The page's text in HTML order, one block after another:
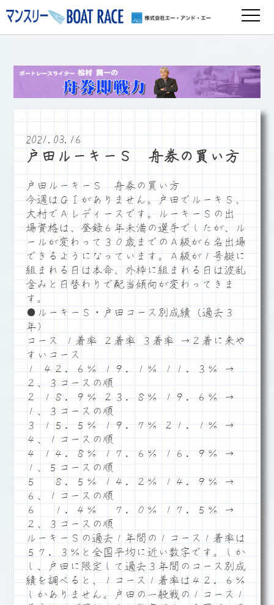
2021.03.16
戸田ルーキーＳ 舟券の買い方
戸田ルーキーＳ 舟券の買い方
今週はＧⅠがありません。戸田でルーキＳ、
大村でＡレディースです。ルーキーＳの出
場資格は、登録６年未満の選手でしたが、ル
ールが変わって３０歳までのＡ級が６名出場
できるようになっています。Ａ級が１号艇に
組まれる日は本命、外枠に組まれる日は波乱
含みと日替わりで配当傾向が変わってきま
す。
●ルーキーＳ・戸田コース別成績（過去３
年）
コース １着率 ２着率 ３着率 →２着に来や
すいコース
１ ４２．６％ １９．１％ １１．３％ →
２、３コースの順
２ １８．９％ ２３．８％ １９．６％ →
１、３コースの順
３ １５．５％ １９．７％ ２１．１％ →
４、１コースの順
４ １４．８％ １７．６％ １６．９％ →
１、５コースの順
５ ８．５％ １４．２％ １４．９％ →
６、１コースの順
６ １．４％ ７．０％ １７．５％ →
２、３コースの順
ルーキーＳの過去１年間の１コース１着率は
５７．３％と全国平均に近い数字です。しか
し、戸田に限定して過去３年間のコース別成
績を調べると、１コース１着率は４２．６％
しかありません。戸田の一般戦の１コース１